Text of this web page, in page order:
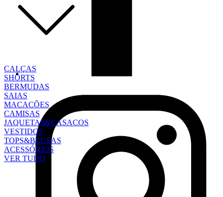
CALÇAS
SHORTS
BERMUDAS
SAIAS
MACACÕES
CAMISAS
JAQUETAS&CASACOS
VESTIDOS
TOPS&BLUSAS
ACESSÓRIOS
VER TUDO